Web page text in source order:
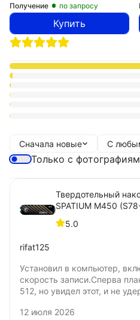
Получение по запросу
Купить
Сначала новые С
Только с
Твердотельный
SPATIUM M450
5.0
rifat125
Установил в компьютер,
скорость записи.Сперва
512, но увидел этот, и не
только, бумажную наклейку
12 июля 2026